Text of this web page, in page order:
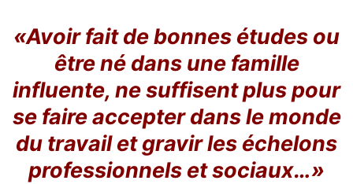
«Avoir fait de bonnes études ou
être né dans une famille
influente, ne suffisent plus pour
se faire accepter dans le monde
du travail et gravir les échelons
professionnels et sociaux…»